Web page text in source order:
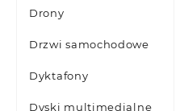
Drony
Drzwi samochodowe
Dyktafony
Dyski multimedialne